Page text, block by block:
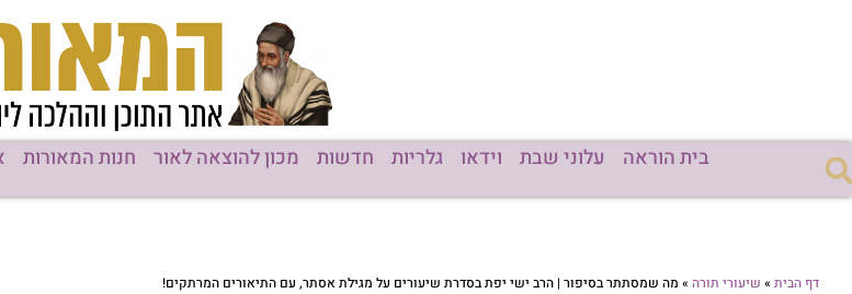
בית הוראה עלוני שבת וידאו גלריות חדשות מכון להוצאה לאור חנות המאורות
דף הבית » שיעורי תורה » מה שמסתתר בסיפור | הרב ישי יפת בסדרת שיעורים על מגילת אסתר, עם התיאורים המרתקים!